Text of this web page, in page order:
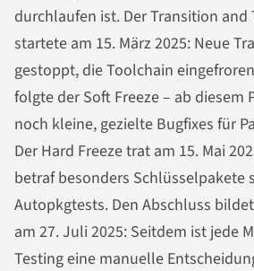
durchlaufen ist. Der Transition and
startete am 15. März 2025: Neue
gestoppt, die Toolchain
folgte der Soft Freeze – ab diesem
noch kleine, gezielte Bugfixes für
Der Hard Freeze trat am 15. Mai
betraf besonders Schlüsselpakete
Autopkgtests. Den Abschluss
am 27. Juli 2025: Seitdem ist jede
Testing eine manuelle